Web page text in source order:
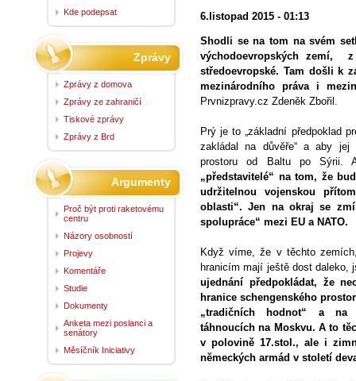
6.listopad 2015 - 01:13
Shodli se na tom na svém
východoevropských zemí,
středoevropské. Tam došli k
mezinárodního práva i
Prvnizpravy.cz Zdeněk Zbořil.
Prý je to „základní předpoklad
zakládal na důvěře“ a aby
prostoru od Baltu po
„představitelé“ na tom, že
udržitelnou vojenskou
oblasti“. Jen na okraj se
spolupráce“ mezi EU a NATO.
Když víme, že v těchto
hranicím mají ještě dost daleko,
ujednání předpokládat, že
hranice schengenského
„tradičních hodnot“ a na
táhnoucích na Moskvu. A to
v polovině 17.stol., ale i
německých armád v století
Kde podepsat
Zprávy
Zprávy z domova
Zprávy ze zahraničí
Tiskové zprávy
Zprávy z Brd
Argumenty
Proč být proti raketovému
centru
Názory osobností
Projevy
Komentáře
Studie
Dokumenty
Anketa mezi poslanci a
senátory
Měsíčník Iniciativy